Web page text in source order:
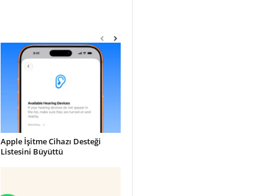
Apple İşitme Cihazı Desteği
Listesini Büyüttü